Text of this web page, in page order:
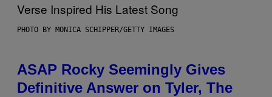
PHOTO BY MONICA SCHIPPER/GETTY IMAGES
ASAP Rocky Seemingly Gives
Definitive Answer on Tyler, The